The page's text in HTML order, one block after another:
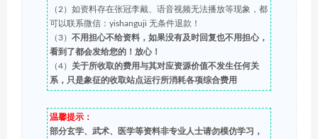
（2）如资料存在张冠李戴、语音视频无法播放等现象，都
可以联系微信：yishanguji 无条件退款！
（3） 不用担心不给资料，如果没有及时回复也不用担心，
看到了都会发给您的！放心！
（4） 关于所收取的费用与其对应资源价值不发生任何关
系，只是象征的收取站点运行所消耗各项综合费用
温馨提示：
部分玄学、武术、医学等资料非专业人士请勿模仿学习，